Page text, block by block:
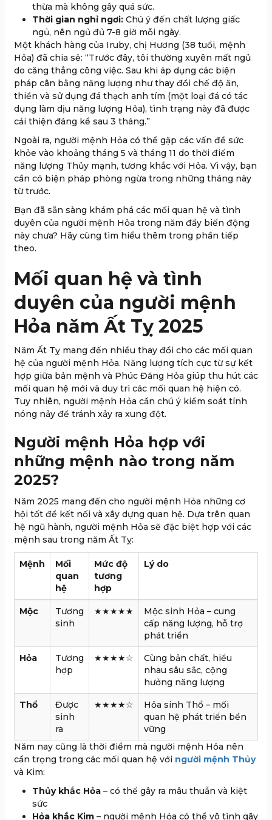
thừa mà không gây quá sức.
Thời gian nghỉ ngơi: Chú ý đến chất lượng giấc
ngủ, nên ngủ đủ 7-8 giờ mỗi ngày.
Một khách hàng của Iruby, chị Hương (38 tuổi, mệnh
Hỏa) đã chia sẻ: “Trước đây, tôi thường xuyên mất ngủ
do căng thẳng công việc. Sau khi áp dụng các biện
pháp cân bằng năng lượng như thay đổi chế độ ăn,
thiền và sử dụng đá thạch anh tím (một loại đá có tác
dụng làm dịu năng lượng Hỏa), tình trạng này đã được
cải thiện đáng kể sau 3 tháng.”
Ngoài ra, người mệnh Hỏa có thể gặp các vấn đề sức
khỏe vào khoảng tháng 5 và tháng 11 do thời điểm
năng lượng Thủy mạnh, tương khắc với Hỏa. Vì vậy, bạn
cần có biện pháp phòng ngừa trong những tháng này
từ trước.
Bạn đã sẵn sàng khám phá các mối quan hệ và tình
duyên của người mệnh Hỏa trong năm đầy biến động
này chưa? Hãy cùng tìm hiểu thêm trong phần tiếp
theo.
Mối quan hệ và tình
duyên của người mệnh
Hỏa năm Ất Tỵ 2025
Năm Ất Tỵ mang đến nhiều thay đổi cho các mối quan
hệ của người mệnh Hỏa. Năng lượng tích cực từ sự kết
hợp giữa bản mệnh và Phúc Đăng Hỏa giúp thu hút các
mối quan hệ mới và duy trì các mối quan hệ hiện có.
Tuy nhiên, người mệnh Hỏa cần chú ý kiểm soát tính
nóng nảy để tránh xảy ra xung đột.
Người mệnh Hỏa hợp với
những mệnh nào trong năm
2025?
Năm 2025 mang đến cho người mệnh Hỏa những cơ
hội tốt để kết nối và xây dựng quan hệ. Dựa trên quan
hệ ngũ hành, người mệnh Hỏa sẽ đặc biệt hợp với các
mệnh sau trong năm Ất Tỵ:
Mệnh
Mối
quan
hệ
Mức độ
tương
hợp
Lý do
Mộc
Tương
sinh
★★★★★
Mộc sinh Hỏa – cung
cấp năng lượng, hỗ trợ
phát triển
Hỏa
Tương
hợp
★★★★☆
Cùng bản chất, hiểu
nhau sâu sắc, cộng
hưởng năng lượng
Thổ
Được
sinh
ra
★★★★☆
Hỏa sinh Thổ – mối
quan hệ phát triển bền
vững
Năm nay cũng là thời điểm mà người mệnh Hỏa nên
cẩn trọng trong các mối quan hệ với người mệnh Thủy
và Kim:
Thủy khắc Hỏa – có thể gây ra mâu thuẫn và kiệt
sức
Hỏa khắc Kim – người mệnh Hỏa có thể vô tình gây